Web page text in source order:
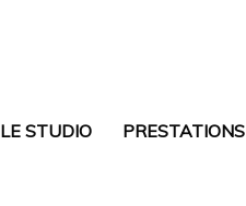
LE STUDIO PRESTATIONS